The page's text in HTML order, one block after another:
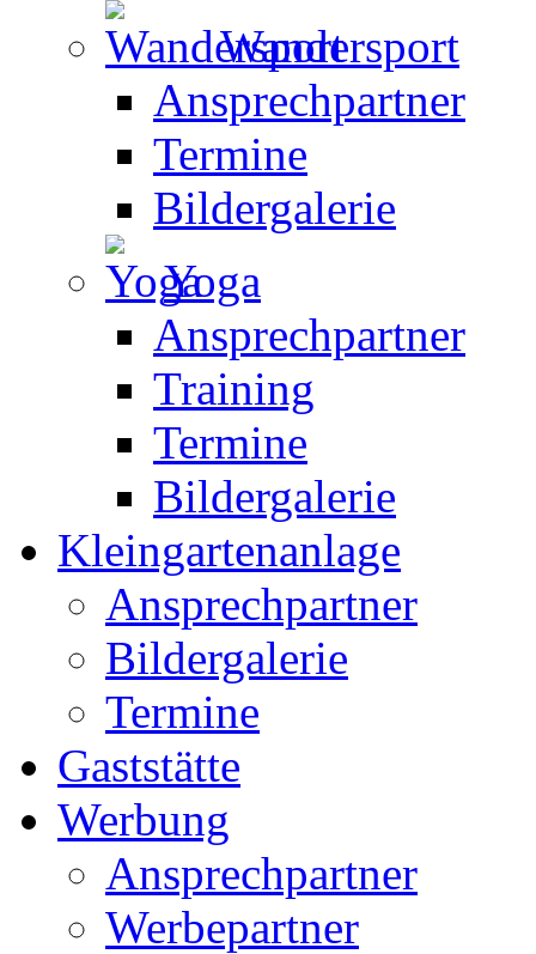
Wandersport
Ansprechpartner
Termine
Bildergalerie
Yoga
Ansprechpartner
Training
Termine
Bildergalerie
Kleingartenanlage
Ansprechpartner
Bildergalerie
Termine
Gaststätte
Werbung
Ansprechpartner
Werbepartner